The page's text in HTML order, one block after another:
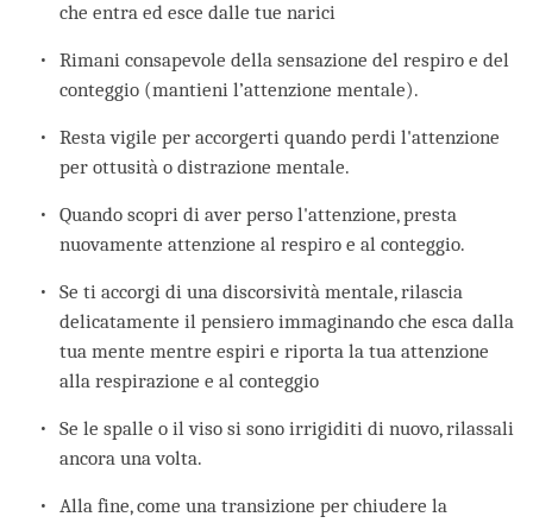
che entra ed esce dalle tue narici
Rimani consapevole della sensazione del respiro e del
conteggio (mantieni l’attenzione mentale).
Resta vigile per accorgerti quando perdi l'attenzione
per ottusità o distrazione mentale.
Quando scopri di aver perso l'attenzione, presta
nuovamente attenzione al respiro e al conteggio.
Se ti accorgi di una discorsività mentale, rilascia
delicatamente il pensiero immaginando che esca dalla
tua mente mentre espiri e riporta la tua attenzione
alla respirazione e al conteggio
Se le spalle o il viso si sono irrigiditi di nuovo, rilassali
ancora una volta.
Alla fine, come una transizione per chiudere la